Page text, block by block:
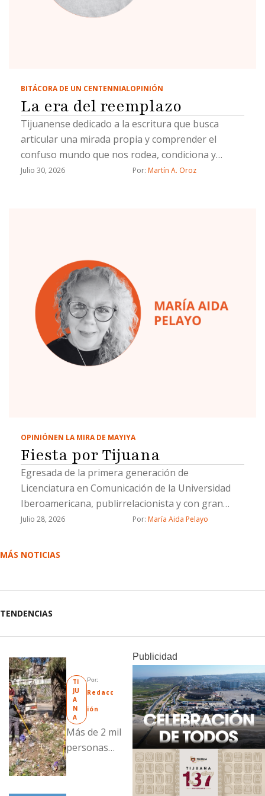
BITÁCORA DE UN CENTENNIALOPINIÓN
La era del reemplazo
Tijuanense dedicado a la escritura que busca
articular una mirada propia y comprender el
confuso mundo que nos rodea, condiciona y
define.
Julio 30, 2026 Por: Martín A. Oroz
OPINIÓNEN LA MIRA DE MAYIYA
Fiesta por Tijuana
Egresada de la primera generación de
Licenciatura en Comunicación de la Universidad
Iberoamericana, publirrelacionista y con gran
trayectoria como editora de sociales.
Julio 28, 2026 Por: María Aida Pelayo
MÁS NOTICIAS
TENDENCIAS
TI
JU
A
N
A
Por:
Redacc
ión
Más de 2 mil
personas
Publicidad